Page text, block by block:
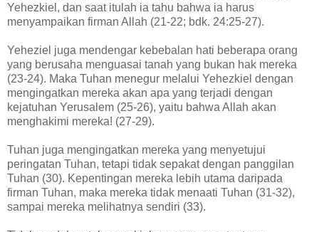
Yehezkiel, dan saat itulah ia tahu bahwa ia harus
menyampaikan firman Allah (21-22; bdk. 24:25-27).
Yeheziel juga mendengar kebebalan hati beberapa orang
yang berusaha menguasai tanah yang bukan hak mereka
(23-24). Maka Tuhan menegur melalui Yehezkiel dengan
mengingatkan mereka akan apa yang terjadi dengan
kejatuhan Yerusalem (25-26), yaitu bahwa Allah akan
menghakimi mereka! (27-29).
Tuhan juga mengingatkan mereka yang menyetujui
peringatan Tuhan, tetapi tidak sepakat dengan panggilan
Tuhan (30). Kepentingan mereka lebih utama daripada
firman Tuhan, maka mereka tidak menaati Tuhan (31-32),
sampai mereka melihatnya sendiri (33).